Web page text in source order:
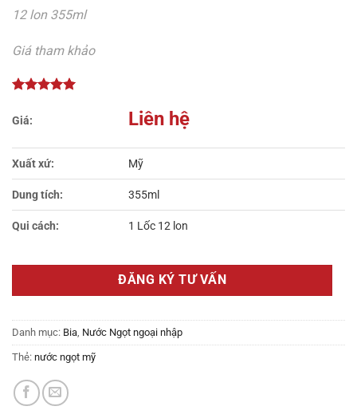
12 lon 355ml
Giá tham khảo
Liên hệ
Xuất xứ: Mỹ
Dung tích: 355ml
Qui cách: 1 Lốc 12 lon
ĐĂNG KÝ TƯ VẤN
Danh mục: Bia, Nước Ngọt ngoại nhập
Thẻ: nước ngọt mỹ